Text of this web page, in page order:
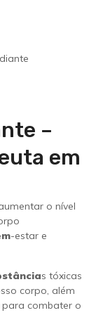
–
em
o nível
-estar e
s tóxicas
corpo, além
combater o